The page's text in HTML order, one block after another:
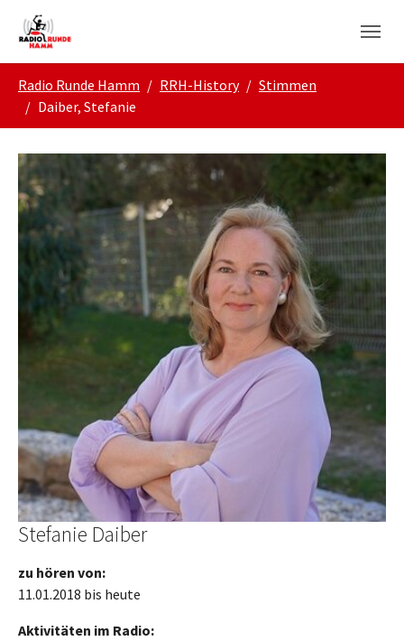
Skip to main navigation
Zum Hauptinhalt springen
Skip to page footer
Radio Runde Hamm RRH-History
Stimmen
Daiber, Stefanie
Stefanie Daiber
zu hören von:
11.01.2018 bis heute
Aktivitäten im Radio: